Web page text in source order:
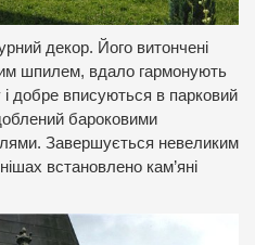
декор. Його витончені
шпилем, вдало гармонують
добре вписуються в парковий
бароковими
Завершується невеликим
встановлено кам’яні